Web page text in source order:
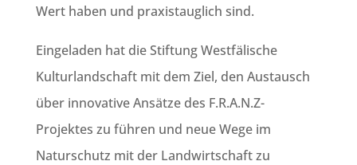
Wert haben und praxistauglich sind.
Eingeladen hat die Stiftung Westfälische
Kulturlandschaft mit dem Ziel, den Austausch
über innovative Ansätze des F.R.A.N.Z-
Projektes zu führen und neue Wege im
Naturschutz mit der Landwirtschaft zu